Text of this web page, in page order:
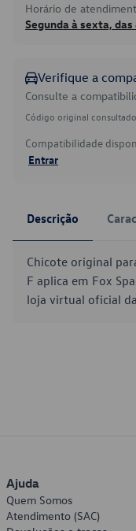
Horário de
Segunda à sexta, das
Verifique a
Consulte a
Código original
Compatibilidade
Entrar
Descrição
Chicote original
F aplica em Fox
loja virtual oficial
Ajuda
Quem Somos
Atendimento (SAC)